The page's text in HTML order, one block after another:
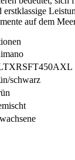
auf dem
schwarz